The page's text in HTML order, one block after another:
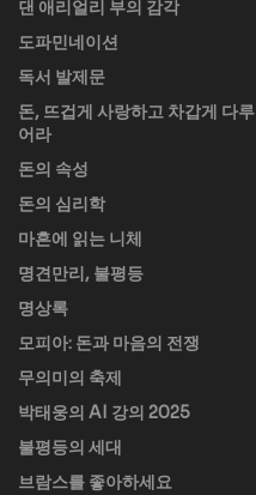
댄 애리얼리 부의 감각
도파민네이션
독서 발제문
돈, 뜨겁게 사랑하고 차갑게 다루
어라
돈의 속성
돈의 심리학
마흔에 읽는 니체
명견만리, 불평등
명상록
모피아: 돈과 마음의 전쟁
무의미의 축제
박태웅의 AI 강의 2025
불평등의 세대
브람스를 좋아하세요